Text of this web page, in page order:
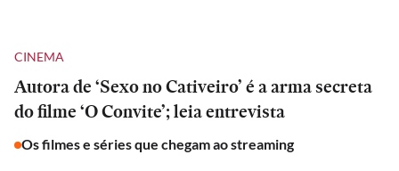
CINEMA
Autora de ‘Sexo no Cativeiro’ é a arma secreta
do filme ‘O Convite’; leia entrevista
Os filmes e séries que chegam ao streaming